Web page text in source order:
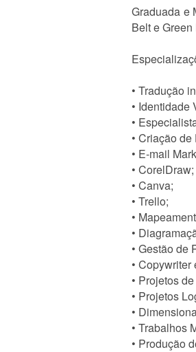
Graduada e
Belt e
• Tradução
• Identidade
•
• Criação de
• E-mail
• CorelDraw;
• Canva;
• Trello;
•
•
• Gestão de
• Copywriter
• Projetos
• Projetos
•
• Trabalhos
• Produção